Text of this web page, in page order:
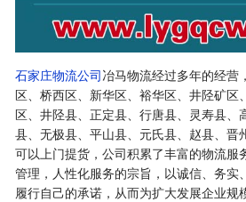
石家庄物流公司冶马物流经过多年的经营
区、桥西区、新华区、裕华区、井陉矿区
区、井陉县、正定县、行唐县、灵寿县、
县、无极县、平山县、元氏县、赵县、晋
可以上门提货，公司积累了丰富的物流服
管理，人性化服务的宗旨，以诚信、务实
履行自己的承诺，从而为扩大发展企业规